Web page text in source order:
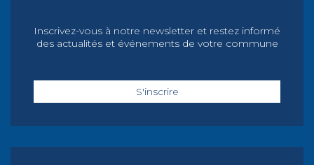
Inscrivez-vous à notre newsletter et restez informé
des actualités et événements de votre commune
S'inscrire